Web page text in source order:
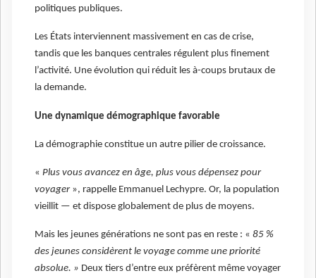
politiques publiques.
Les États interviennent massivement en cas de crise,
tandis que les banques centrales régulent plus finement
l’activité. Une évolution qui réduit les à-coups brutaux de
la demande.
Une dynamique démographique favorable
La démographie constitue un autre pilier de croissance.
« Plus vous avancez en âge, plus vous dépensez pour
voyager», rappelle Emmanuel Lechypre. Or, la population
vieillit — et dispose globalement de plus de moyens.
Mais les jeunes générations ne sont pas en reste : « 85 %
des jeunes considèrent le voyage comme une priorité
absolue. » Deux tiers d’entre eux préfèrent même voyager